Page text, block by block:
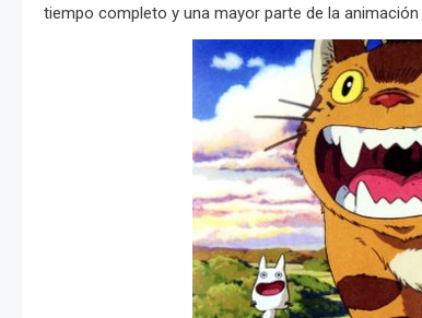
tiempo completo y una mayor parte de la